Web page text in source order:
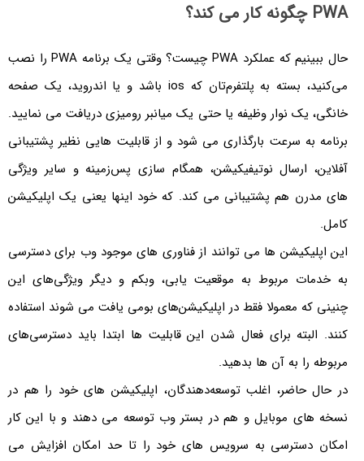
PWA چگونه کار می کند؟
حال ببینیم که عملکرد PWA چیست؟ وقتی یک برنامه‌ PWA را نصب
می‌کنید، بسته به پلتفرم‌تان که ios باشد و یا اندروید، یک صفحه‌
خانگی، یک نوار وظیفه یا حتی یک میانبر رومیزی دریافت می ‌نمایید.
برنامه به سرعت بارگذاری می ‌شود و از قابلیت‌ هایی نظیر پشتیبانی
آفلاین، ارسال نوتیفیکیشن، همگام‌ سازی پس‌زمینه و سایر ویژگی‌
های مدرن هم پشتیبانی می‌ کند. که خود اینها یعنی یک اپلیکیشن
کامل.
این اپلیکیشن‌ ها می ‌توانند از فناوری‌ های موجود وب برای دسترسی
به خدمات مربوط به موقعیت‌ یابی، وبکم و دیگر ویژگی‌های این
چنینی که معمولا فقط در اپلیکیشن‌های بومی یافت می‌ شوند استفاده
کنند. البته برای فعال شدن این قابلیت‌ ها ابتدا باید دسترسی‌های
مربوطه را به آن‌ ها بدهید.
در حال حاضر، اغلب توسعه‌دهندگان، اپلیکیشن ‌های خود را هم در
نسخه‌ های موبایل و هم در بستر وب توسعه می ‌دهند و با این کار
امکان دسترسی به سرویس ‌های خود را تا حد امکان افزایش می